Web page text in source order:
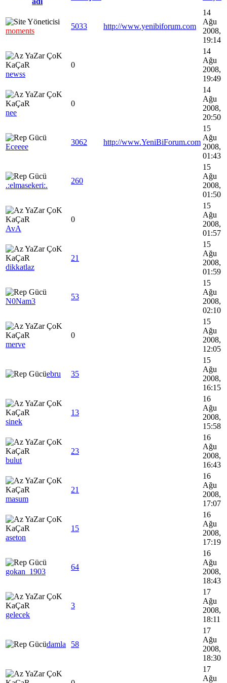
moments
5033 http://www.yenibiforum.com
14
Ağu
2008,
19:14
newss
0
14
Ağu
2008,
19:49
nee
0
14
Ağu
2008,
20:50
Eceeee
3062 http://www.YeniBiForum.com
15
Ağu
2008,
01:43
.:elmasekeri:.
260
15
Ağu
2008,
01:50
AvA
0
15
Ağu
2008,
01:57
dikkatlaz
21
15
Ağu
2008,
01:59
N0Nam3
53
15
Ağu
2008,
02:10
merve
0
15
Ağu
2008,
12:05
ebru 35
15
Ağu
2008,
16:15
sinek
13
16
Ağu
2008,
15:58
bulut
23
16
Ağu
2008,
16:43
masum
21
16
Ağu
2008,
17:07
aseton
15
16
Ağu
2008,
17:19
gokan_1903
64
16
Ağu
2008,
18:43
gelecek
3
17
Ağu
2008,
18:11
damla 58
17
Ağu
2008,
18:30
17
Ağu